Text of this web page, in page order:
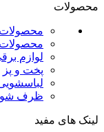
محصولات
محصولات
محصولات
لوازم
پخت و پز
ظرف
لینک های مفید